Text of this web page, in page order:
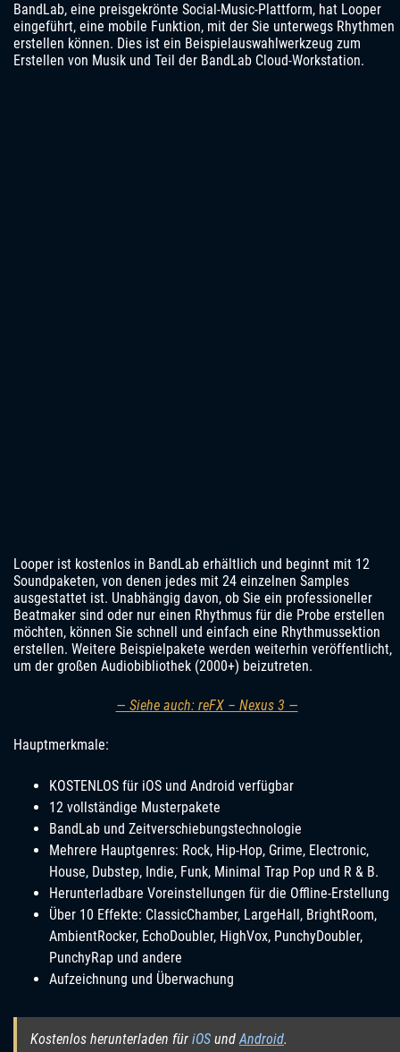
BandLab, eine preisgekrönte Social-Music-Plattform, hat Looper
eingeführt, eine mobile Funktion, mit der Sie unterwegs Rhythmen
erstellen können. Dies ist ein Beispielauswahlwerkzeug zum
Erstellen von Musik und Teil der BandLab Cloud-Workstation.
Looper ist kostenlos in BandLab erhältlich und beginnt mit 12
Soundpaketen, von denen jedes mit 24 einzelnen Samples
ausgestattet ist. Unabhängig davon, ob Sie ein professioneller
Beatmaker sind oder nur einen Rhythmus für die Probe erstellen
möchten, können Sie schnell und einfach eine Rhythmussektion
erstellen. Weitere Beispielpakete werden weiterhin veröffentlicht,
um der großen Audiobibliothek (2000+) beizutreten.
— Siehe auch: reFX – Nexus 3 —
Hauptmerkmale:
KOSTENLOS für iOS und Android verfügbar
12 vollständige Musterpakete
BandLab und Zeitverschiebungstechnologie
Mehrere Hauptgenres: Rock, Hip-Hop, Grime, Electronic,
House, Dubstep, Indie, Funk, Minimal Trap Pop und R & B.
Herunterladbare Voreinstellungen für die Offline-Erstellung
Über 10 Effekte: ClassicChamber, LargeHall, BrightRoom,
AmbientRocker, EchoDoubler, HighVox, PunchyDoubler,
PunchyRap und andere
Aufzeichnung und Überwachung
Kostenlos herunterladen für iOS undAndroid.